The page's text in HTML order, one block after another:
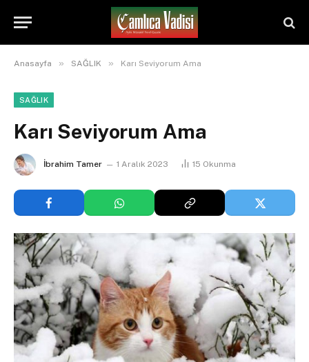
Anasayfa » SAĞLIK » Karı Seviyorum Ama
SAĞLIK
Karı Seviyorum Ama
İbrahim Tamer 1 Aralık 2023 15 Okunma